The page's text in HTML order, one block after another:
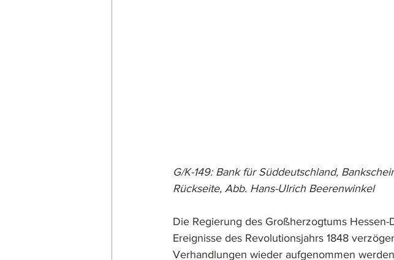
G/K-149: Bank für Süddeutschland,
Rückseite, Abb. Hans-Ulrich Beerenwinkel
Die Regierung des Großherzogtums
Ereignisse des Revolutionsjahrs 1848
Verhandlungen wieder aufgenommen